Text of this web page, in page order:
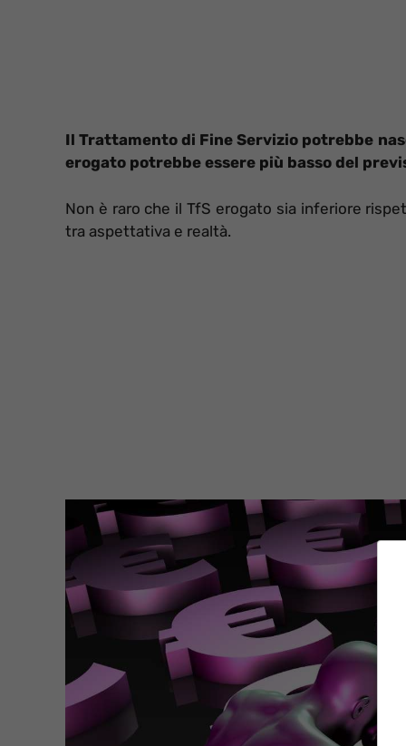
Il Trattamento di Fine Servizio potrebbe
erogato potrebbe essere più basso del
Non è raro che il TfS erogato sia inferiore
tra aspettativa e realtà.